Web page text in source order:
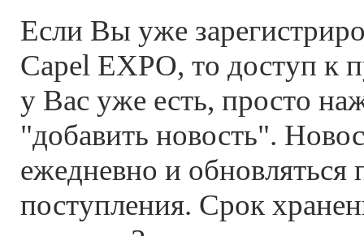
Если Вы уже
Capel EXPO, то доступ к
у Вас уже есть, просто
"добавить новость".
ежедневно и обновляться
поступления. Срок